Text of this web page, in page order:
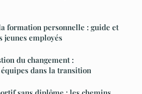
formation personnelle : guide et
jeunes employés
du changement :
dans la transition